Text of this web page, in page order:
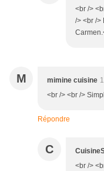
<br />
/> <br />
M mimine cuisine
<br /> <br />
Répondre
C
<br />